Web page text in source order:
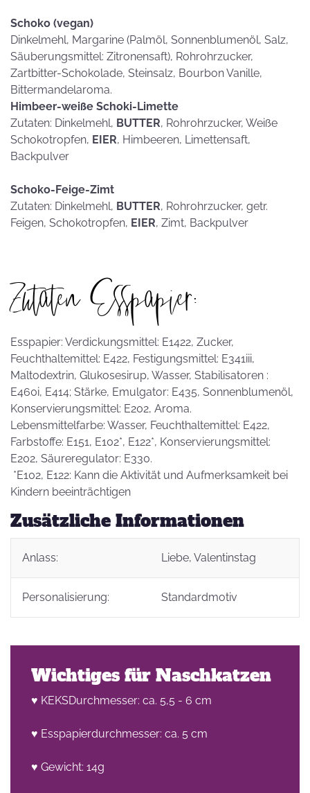
Schoko (vegan)
Dinkelmehl, Margarine (Palmöl, Sonnenblumenöl, Salz,
Säuberungsmittel: Zitronensaft), Rohrohrzucker,
Zartbitter-Schokolade, Steinsalz, Bourbon Vanille,
Bittermandelaroma.
Himbeer-weiße Schoki-Limette
Zutaten: Dinkelmehl, BUTTER, Rohrohrzucker, Weiße
Schokotropfen, EIER, Himbeeren, Limettensaft,
Backpulver
Schoko-Feige-Zimt
Zutaten: Dinkelmehl, BUTTER, Rohrohrzucker, getr.
Feigen, Schokotropfen, EIER, Zimt, Backpulver
Zutaten Esspapier:
Esspapier: Verdickungsmittel: E1422, Zucker,
Feuchthaltemittel: E422, Festigungsmittel: E341iii,
Maltodextrin, Glukosesirup, Wasser, Stabilisatoren :
E460i, E414; Stärke, Emulgator: E435, Sonnenblumenöl,
Konservierungsmittel: E202, Aroma.
Lebensmittelfarbe: Wasser, Feuchthaltemittel: E422,
Farbstoffe: E151, E102*, E122*, Konservierungsmittel:
E202, Säureregulator: E330.
*E102, E122: Kann die Aktivität und Aufmerksamkeit bei
Kindern beeinträchtigen
Zusätzliche Informationen
Anlass: Liebe, Valentinstag
Personalisierung: Standardmotiv
Wichtiges für Naschkatzen
♥ KEKSDurchmesser: ca. 5,5 - 6 cm
♥ Esspapierdurchmesser: ca. 5 cm
♥ Gewicht: 14g